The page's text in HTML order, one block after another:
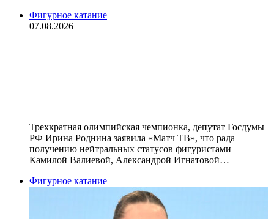
Фигурное катание
07.08.2026
Трехкратная олимпийская чемпионка, депутат Госдумы
РФ Ирина Роднина заявила «Матч ТВ», что рада
получению нейтральных статусов фигуристами
Камилой Валиевой, Александрой Игнатовой…
Фигурное катание